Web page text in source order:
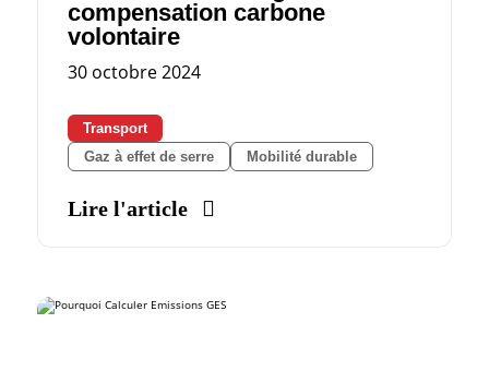
compensation carbone
volontaire
30 octobre 2024
Transport
Gaz à effet de serre
Mobilité durable
Lire l'article